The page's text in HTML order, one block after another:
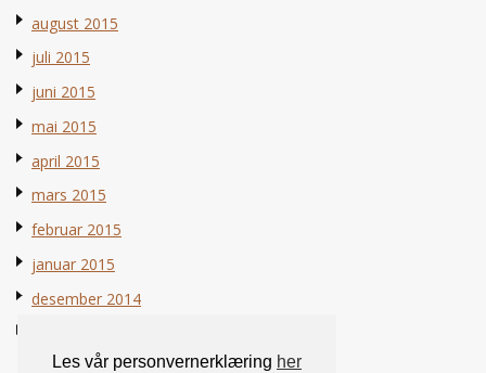
Les vår personvernerklæring her
august 2015
juli 2015
juni 2015
mai 2015
april 2015
mars 2015
februar 2015
januar 2015
desember 2014